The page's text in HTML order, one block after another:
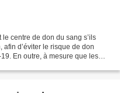
centre de don du sang s’ils
d’éviter le risque de don
En outre, à mesure que les